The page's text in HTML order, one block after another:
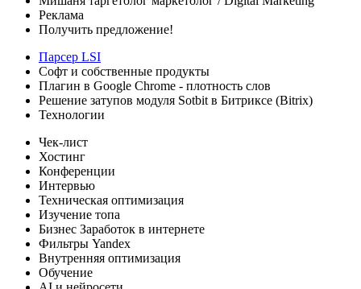
Реклама
Получить предложение!
Парсер LSI
Софт и собственные продукты
Плагин в Google Chrome - плотность слов
Решение затупов модуля Sotbit в Битриксе (Bitrix)
Технологии
Чек-лист
Хостинг
Конференции
Интервью
Техническая оптимизация
Изучение топа
Бизнес Заработок в интернете
Фильтры Yandex
Внутренняя оптимизация
Обучение